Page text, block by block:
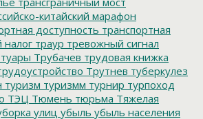
китайский марафон
доступность транспортная
налог траур тревожный сигнал
Трубачев трудовая книжка
Трутнев туберкулез
туризм туризмм турнир турпоход
ТЭЦ Тюмень тюрьма Тяжелая
улиц убыль убыль населения